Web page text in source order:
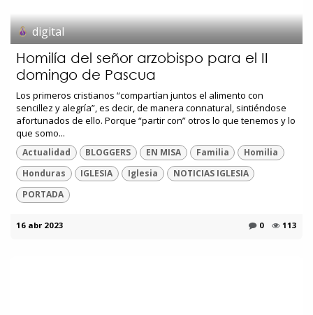
digital
Homilía del señor arzobispo para el II
domingo de Pascua
Los primeros cristianos “compartían juntos el alimento con
sencillez y alegría”, es decir, de manera connatural, sintiéndose
afortunados de ello. Porque “partir con” otros lo que tenemos y lo
que somo...
Actualidad BLOGGERS EN MISA Familia
Homilia
Honduras
IGLESIA Iglesia
NOTICIAS IGLESIA
PORTADA
16 abr 2023 0 113